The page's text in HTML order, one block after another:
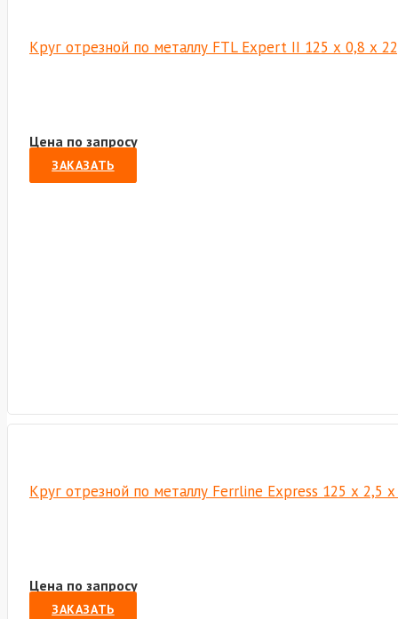
Круг отрезной по металлу FTL Expert II 125 х 0,8 х
Цена по запросу
ЗАКАЗАТЬ
Круг отрезной по металлу Ferrline Express 125 х 2,5
Цена по запросу
ЗАКАЗАТЬ